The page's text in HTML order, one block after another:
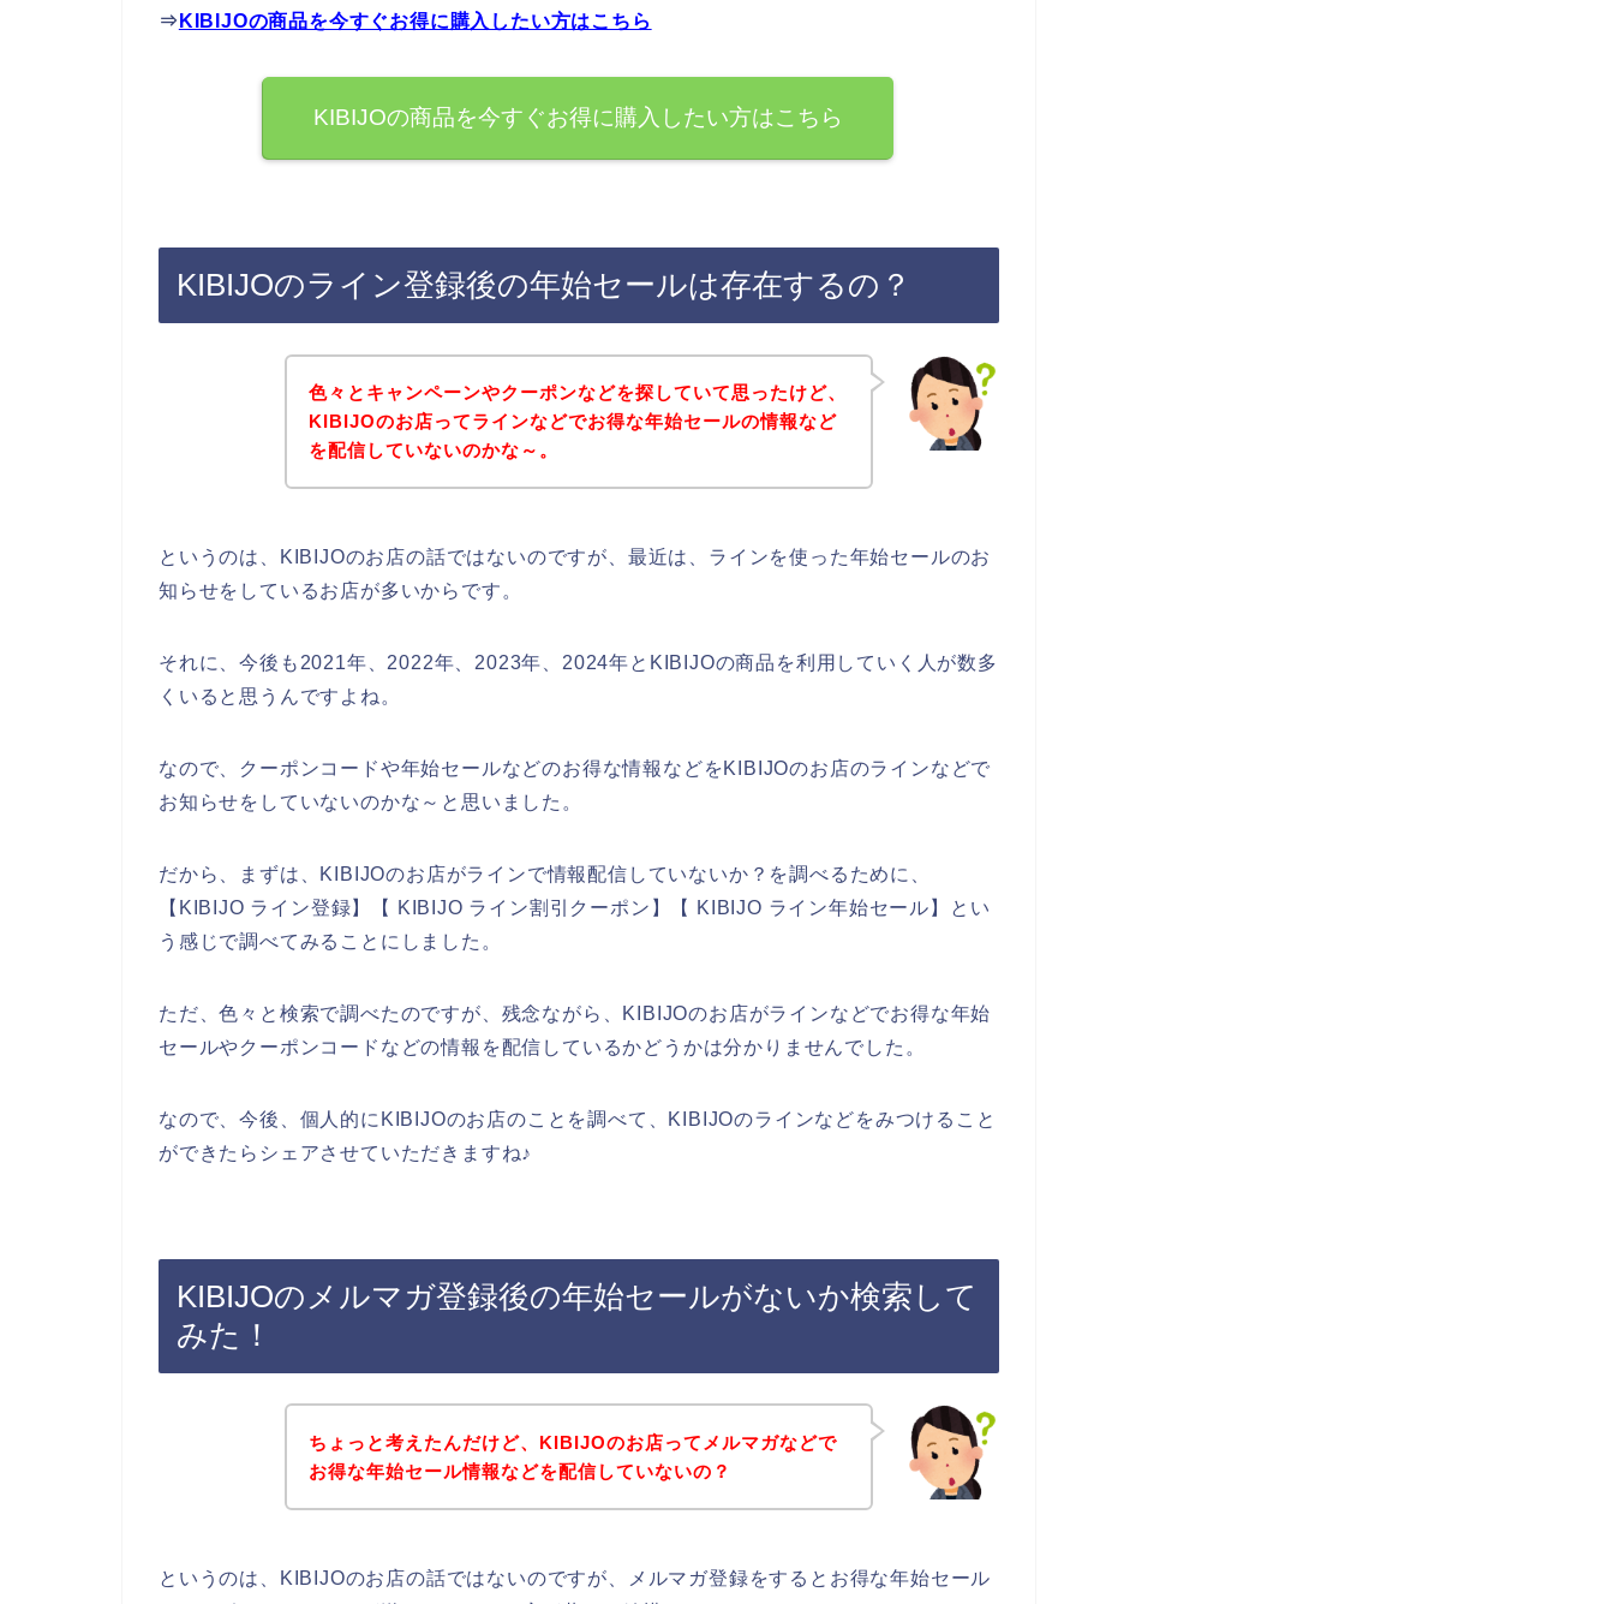
⇒ KIBIJOの商品を今すぐお得に購入したい方はこちら
KIBIJOの商品を今すぐお得に購入したい方はこちら
KIBIJOのライン登録後の年始セールは存在するの？
色々とキャンペーンやクーポンなどを探していて思ったけど、
KIBIJOのお店ってラインなどでお得な年始セールの情報など
を配信していないのかな～。
というのは、KIBIJOのお店の話ではないのですが、最近は、ラインを使った年始セールのお
知らせをしているお店が多いからです。
それに、今後も2021年、2022年、2023年、2024年とKIBIJOの商品を利用していく人が数多
くいると思うんですよね。
なので、クーポンコードや年始セールなどのお得な情報などをKIBIJOのお店のラインなどで
お知らせをしていないのかな～と思いました。
だから、まずは、KIBIJOのお店がラインで情報配信していないか？を調べるために、
【KIBIJO ライン登録】【 KIBIJO ライン割引クーポン】【 KIBIJO ライン年始セール】とい
う感じで調べてみることにしました。
ただ、色々と検索で調べたのですが、残念ながら、KIBIJOのお店がラインなどでお得な年始
セールやクーポンコードなどの情報を配信しているかどうかは分かりませんでした。
なので、今後、個人的にKIBIJOのお店のことを調べて、KIBIJOのラインなどをみつけること
ができたらシェアさせていただきますね♪
KIBIJOのメルマガ登録後の年始セールがないか検索して
みた！
ちょっと考えたんだけど、KIBIJOのお店ってメルマガなどで
お得な年始セール情報などを配信していないの？
というのは、KIBIJOのお店の話ではないのですが、メルマガ登録をするとお得な年始セール